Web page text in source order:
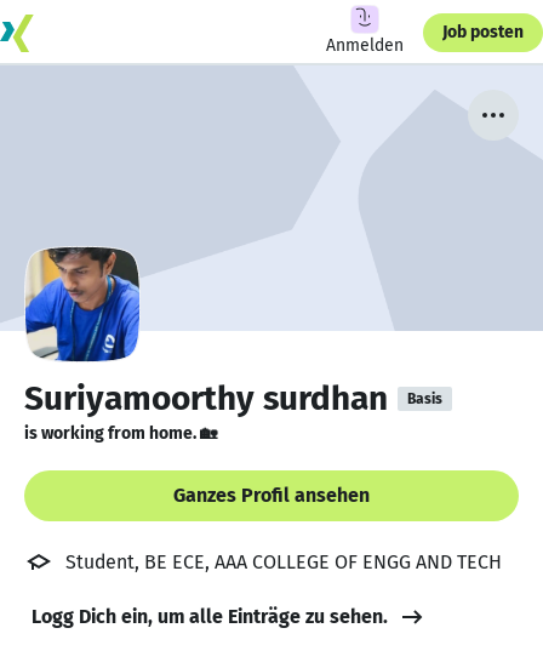
Anmelden
Job posten
Suriyamoorthy surdhan Basis
is working from home. 🏡
Ganzes Profil ansehen
Student, BE ECE, AAA COLLEGE OF ENGG AND TECH
Logg Dich ein, um alle Einträge zu sehen.